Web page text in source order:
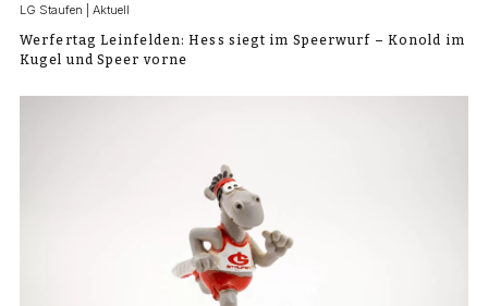
LG Staufen | Aktuell
Werfertag Leinfelden: Hess siegt im Speerwurf – Konold im
Kugel und Speer vorne